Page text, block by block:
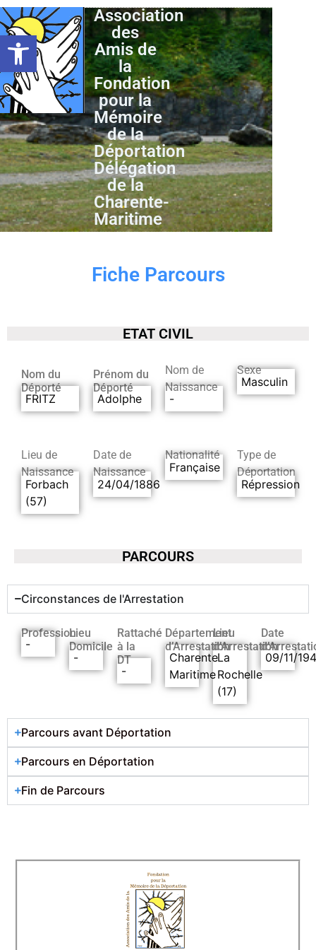
Ouvrir la barre d’outils
Association
des
Amis de
la
Fondation
pour la
Mémoire
de la
Déportation
Délégation
de la
Charente-
Maritime
Fiche Parcours
ETAT CIVIL
Nom du
Déporté
FRITZ
Prénom du
Déporté
Adolphe
Nom de
Naissance
-
Sexe
Masculin
Lieu de
Naissance
Forbach
(57)
Date de
Naissance
24/04/1886
Nationalité
Française
Type de
Déportation
Répression
PARCOURS
Circonstances de l'Arrestation
Profession
-
Lieu
Domicile
-
Rattaché
à la
DT
-
Département
d’Arrestation
Charente
Maritime
Lieu
d’Arrestation
La
Rochelle
(17)
Date
09/11/
Parcours avant Déportation
Parcours en Déportation
Fin de Parcours